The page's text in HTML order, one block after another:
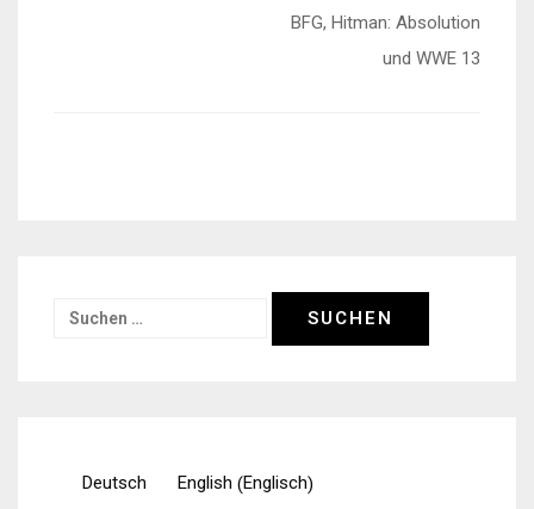
BFG, Hitman: Absolution
und WWE 13
Suchen
Deutsch English (Englisch)